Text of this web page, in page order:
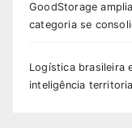
GoodStorage
categoria se
Logística brasileira
inteligência